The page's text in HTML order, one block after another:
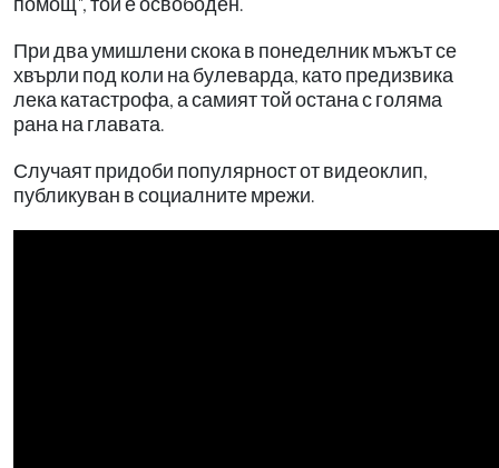
При два умишлени скока в понеделник мъжът се
хвърли под коли на булеварда, като предизвика
лека катастрофа, а самият той остана с голяма
рана на главата.
Случаят придоби популярност от видеоклип,
публикуван в социалните мрежи.